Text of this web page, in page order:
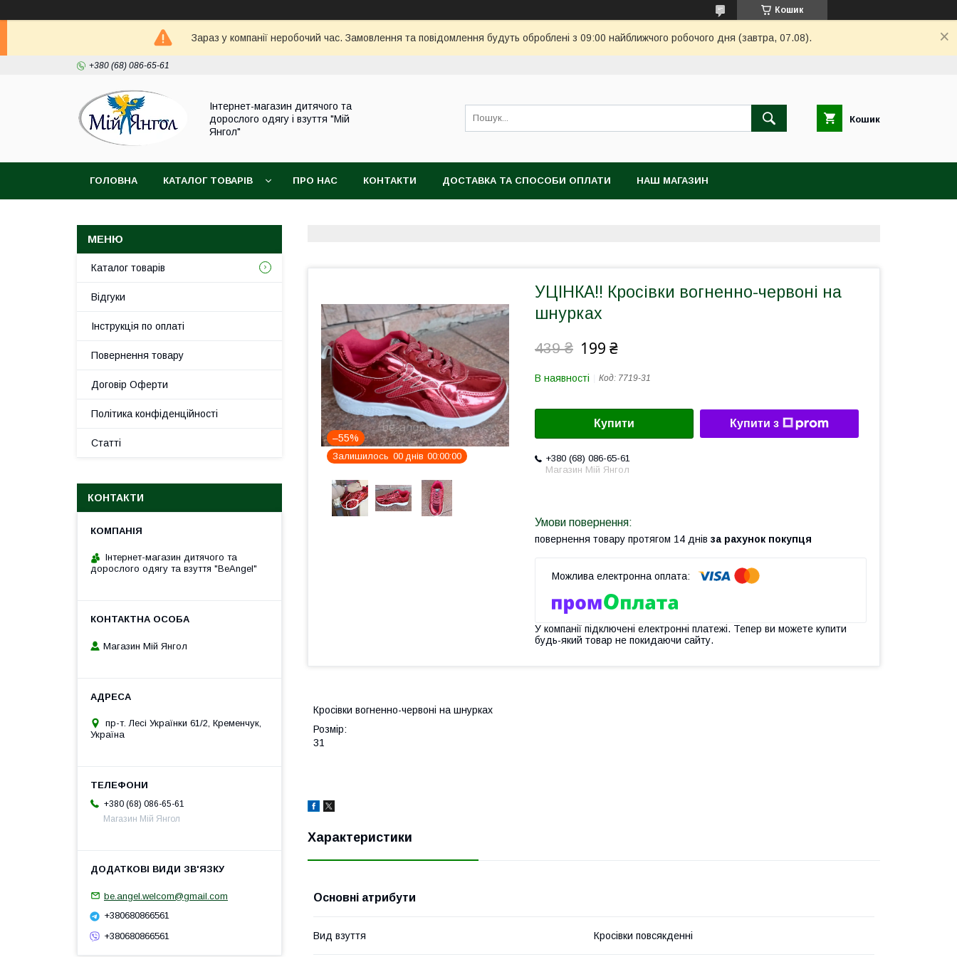
Кошик
Зараз у компанії неробочий час. Замовлення та повідомлення будуть оброблені з 09:00 найближчого робочого дня (завтра, 07.08).
+380 (68) 086-65-61
Інтернет-магазин дитячого та
дорослого одягу і взуття "Мій
Янгол"
Кошик
ГОЛОВНА КАТАЛОГ ТОВАРІВ ПРО НАС КОНТАКТИ ДОСТАВКА ТА СПОСОБИ ОПЛАТИ НАШ МАГАЗИН
–55%
Залишилось 00 днів 00 00 00
УЦІНКА!! Кросівки вогненно-червоні на
шнурках
439 ₴ 199 ₴
В наявності Код: 7719-31
Купити Купити з
+380 (68) 086-65-61
Магазин Мій Янгол
повернення товару протягом 14 днів за рахунок покупця
У компанії підключені електронні платежі. Тепер ви можете купити
будь-який товар не покидаючи сайту.
Кросівки вогненно-червоні на шнурках
Розмір:
31
Характеристики
Основні атрибути
Вид взуття Кросівки повсякденні
Каталог товарів
Відгуки
Інструкція по оплаті
Повернення товару
Договір Оферти
Політика конфіденційності
Статті
КОНТАКТИ
Інтернет-магазин дитячого та
дорослого одягу та взуття "BeAngel"
Магазин Мій Янгол
пр-т. Лесі Українки 61/2, Кременчук,
Україна
+380 (68) 086-65-61
Магазин Мій Янгол
be.angel.welcom@gmail.com
+380680866561
+380680866561